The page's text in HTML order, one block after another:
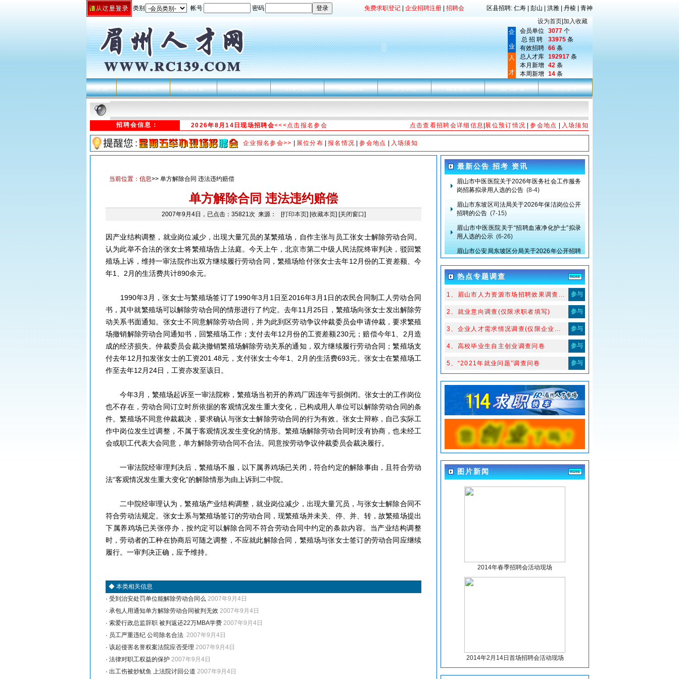
类别 帐号 密码 免费求职登记 企业招聘注册 招聘会
区县招聘: 仁寿 | 彭山 | 洪雅 | 丹棱 | 青神
设为首页 加入收藏
企
业
会员单位 3077 个
总 招 聘
33975条
有效招聘 66条
人
才
总人才库 192917条
本月新增 42 条
本周新增 14 条
首 页
个人求职 招 聘 会 人才搜索 人事代理 高校频道 招考信息 自主创业 见习基地 就业指导
招聘会信息： 2026年8月14日现场招聘会<<<点击报名参会 点击查看招聘会详细信息 展位预订情况 |参会地点 入场须知
企业报名参会>> 展位分布 |报名情况 |参会地点 入场须知
当前位置： 信息>> 单方解除合同 违法违约赔偿
单方解除合同 违法违约赔偿
2007年9月4日，已点击：35821次 来源： [打印本页] [收藏本页] [关闭窗口]
因产业结构调整，就业岗位减少，出现大量冗员的某繁殖场，自作主张与员工张女士解除劳动合同。
认为此举不合法的张女士将繁殖场告上法庭。今天上午，北京市第二中级人民法院终审判决，驳回繁
殖场上诉，维持一审法院作出双方继续履行劳动合同，繁殖场给付张女士去年12月份的工资差额、今
年1、2月的生活费共计890余元。
1990年3月，张女士与繁殖场签订了1990年3月1日至2016年3月1日的农民合同制工人劳动合同
书，其中就繁殖场可以解除劳动合同的情形进行了约定。去年11月25日，繁殖场向张女士发出解除劳
动关系书面通知。张女士不同意解除劳动合同，并为此到区劳动争议仲裁委员会申请仲裁，要求繁殖
场撤销解除劳动合同通知书，回繁殖场工作；支付去年12月份的工资差额230元；赔偿今年1、2月造
成的经济损失。仲裁委员会裁决撤销繁殖场解除劳动关系的通知，双方继续履行劳动合同；繁殖场支
付去年12月扣发张女士的工资201.48元，支付张女士今年1、2月的生活费693元。张女士在繁殖场工
作至去年12月24日，工资亦发至该日。
今年3月，繁殖场起诉至一审法院称，繁殖场当初开的养鸡厂因连年亏损倒闭。张女士的工作岗位
也不存在，劳动合同订立时所依据的客观情况发生重大变化，已构成用人单位可以解除劳动合同的条
件。繁殖场不同意仲裁裁决，要求确认与张女士解除劳动合同的行为有效。张女士辩称，自己实际工
作中岗位发生过调整，不属于客观情况发生变化的情形。繁殖场解除劳动合同时没有协商，也未经工
会或职工代表大会同意，单方解除劳动合同不合法。同意按劳动争议仲裁委员会裁决履行。
一审法院经审理判决后，繁殖场不服，以下属养鸡场已关闭，符合约定的解除事由，且符合劳动
法“客观情况发生重大变化”的解除情形为由上诉到二中院。
二中院经审理认为，繁殖场产业结构调整，就业岗位减少，出现大量冗员，与张女士解除合同不
符合劳动法规定。张女士系与繁殖场签订的劳动合同，现繁殖场并未关、停、并、转，故繁殖场提出
下属养鸡场已关张停办，按约定可以解除合同不符合劳动合同中约定的条款内容。当产业结构调整
时，劳动者的工种在协商后可随之调整，不应就此解除合同，繁殖场与张女士签订的劳动合同应继续
履行。一审判决正确，应予维持。
◆ 本类相关信息
· 受到治安处罚单位能解除劳动合同么 2007年9月4日
· 承包人用通知单方解除劳动合同被判无效 2007年9月4日
· 索爱行政总监辞职 被判返还22万MBA学费 2007年9月4日
· 员工严重违纪 公司除名合法 2007年9月4日
· 该起侵害名誉权案法院应否受理 2007年9月4日
· 法律对职工权益的保护 2007年9月4日
· 出工伤被炒鱿鱼 上法院讨回公道 2007年9月4日
最新公告 招考 资讯
眉山市中医医院关于2026年医务社会工作服务
岗招募拟录用人选的公告(8-4)
招聘的公告(7-15)
用人选的公示(6-26)
警务辅助人员的公告(6-18)
眉山市中医医院关于招聘血液净化护士的公告
(5-19)
眉山市中医医院关于“2026年春季人才招聘”拟
录用人选（第三批）的公示(5-15)
眉山市东坡区妇幼保健计划生育服务中心关于
关于眉山市东坡区妇幼保健计划生育服务中心
幼儿教师岗位拟聘人员冯媛自愿放弃聘用资格
四川东坡产业投资集团有限公司2026年第一批
眉山市中医医院关于“2026春季人才招聘”拟录
用人选的公示 (5-6)
四川大学华西第二医院眉山市妇女儿童医院 眉
山市妇幼保健院关于眉山市第一托育园拟聘用
工作人员的公示(4-23)
眉山市东坡区妇幼保健计划生育服务中心关于
(4-17)
眉山市东坡区妇幼保健计划生育服务中心关于
招聘临聘人员递补人员体检事项的公告(4-10)
(4-1)
眉山市东坡区尚义镇卫生院关于编外人员拟聘
人员信息公示
眉山市东坡区妇幼保健计划生育服务中心关于
热点专题调查
1、眉山市人力资源市场招聘效果调查... 参与
2、就业意向调查(仅限求职者填写) 参与
3、企业人才需求情况调查(仅限企业... 参与
4、高校毕业生自主创业调查问卷 参与
5、“2021年就业问题”调查问卷 参与
图片新闻
2014年春季招聘会活动现场
2014年2月14日首场招聘会活动现场